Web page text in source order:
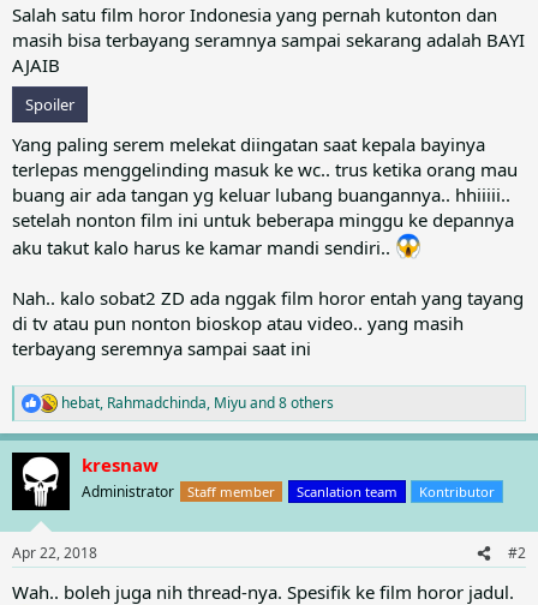
Salah satu film horor Indonesia yang pernah kutonton dan
masih bisa terbayang seramnya sampai sekarang adalah BAYI
AJAIB
Spoiler
Yang paling serem melekat diingatan saat kepala bayinya
terlepas menggelinding masuk ke wc.. trus ketika orang mau
buang air ada tangan yg keluar lubang buangannya.. hhiiiii..
setelah nonton film ini untuk beberapa minggu ke depannya
aku takut kalo harus ke kamar mandi sendiri..
Nah.. kalo sobat2 ZD ada nggak film horor entah yang tayang
di tv atau pun nonton bioskop atau video.. yang masih
terbayang seremnya sampai saat ini
R
e
a
c
t
i
s
:
hebat, Rahmadchinda, Miyuand 8 others
kresnaw
Administrator Staff member Scanlation team Kontributor
Apr 22, 2018 #2
Wah.. boleh juga nih thread-nya. Spesifik ke film horor jadul.